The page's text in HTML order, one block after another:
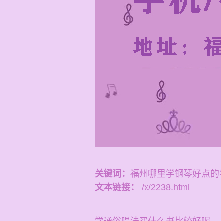
关键词： 福州哪里学钢琴好点的
文本链接：
/x/2238.html